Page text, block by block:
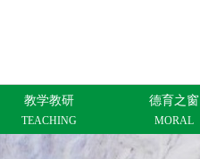
教学教研
TEACHING
德育之窗
MORAL